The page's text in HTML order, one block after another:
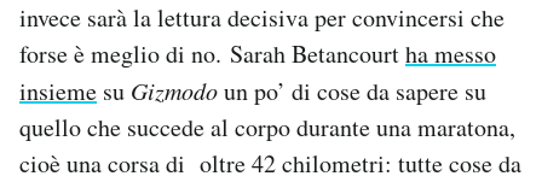
Esci
invece sarà la lettura decisiva per convincersi che
forse è meglio di no. Sarah Betancourtha messo
insieme su Gizmodoun po’ di cose da sapere su
quello che succede al corpo durante una maratona,
cioè una corsa di oltre 42 chilometri: tutte cose da